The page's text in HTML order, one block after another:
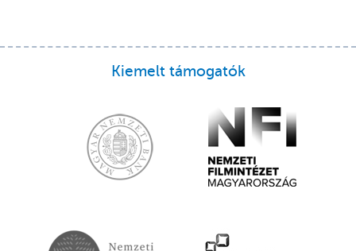
Kiemelt támogatók